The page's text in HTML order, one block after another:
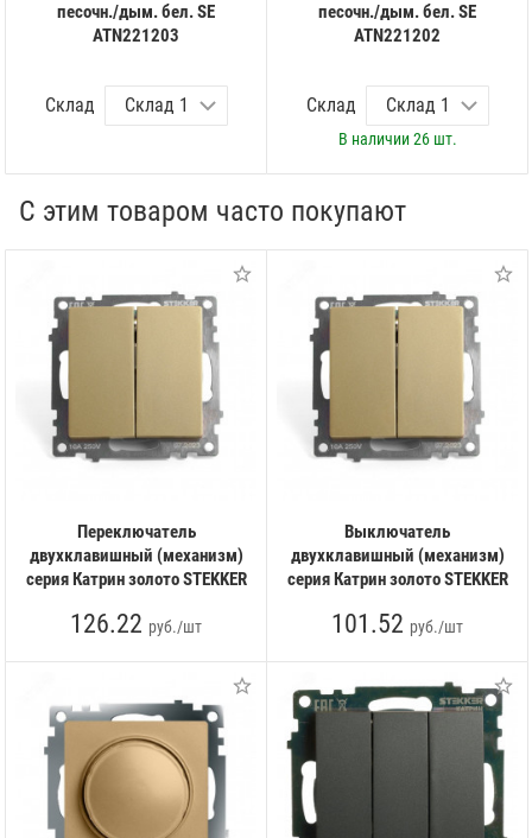
песочн./дым. бел. SE
ATN221203
Склад
песочн./дым. бел. SE
ATN221202
Склад
В наличии26 шт.
С этим товаром часто покупают
Переключатель
двухклавишный (механизм)
серия Катрин золото STEKKER
126.22 руб./шт
Выключатель
двухклавишный (механизм)
серия Катрин золото STEKKER
101.52 руб./шт